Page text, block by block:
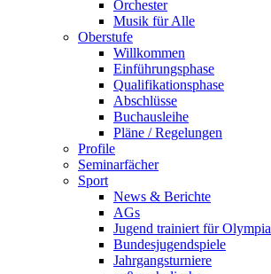
Orchester
Musik für Alle
Oberstufe
Willkommen
Einführungsphase
Qualifikationsphase
Abschlüsse
Buchausleihe
Pläne / Regelungen
Profile
Seminarfächer
Sport
News & Berichte
AGs
Jugend trainiert für Olympia
Bundesjugendspiele
Jahrgangsturniere